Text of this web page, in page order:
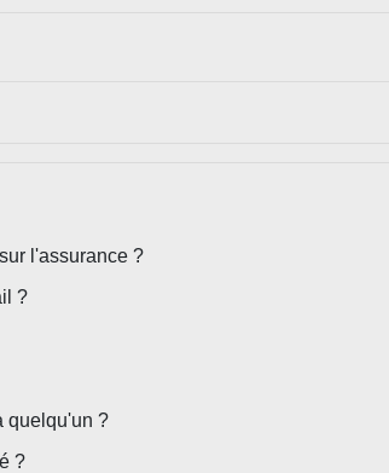
l'assurance ?
?
quelqu'un ?
?